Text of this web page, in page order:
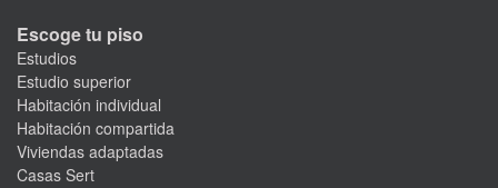
Escoge tu piso
Estudios
Estudio superior
Habitación individual
Habitación compartida
Viviendas adaptadas
Casas Sert